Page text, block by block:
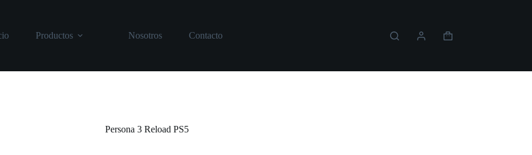
Productos Nosotros Contacto
Carro
Persona 3 Reload PS5